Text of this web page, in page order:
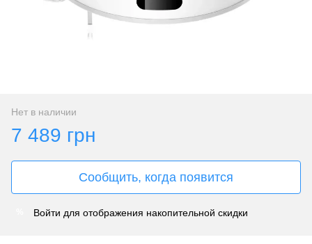
Нет в наличии
7 489 грн
Сообщить, когда появится
Войти для отображения накопительной скидки